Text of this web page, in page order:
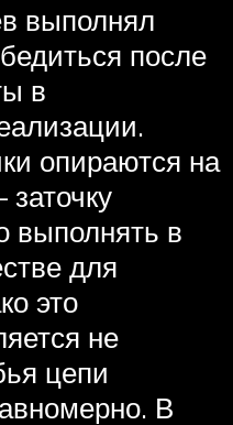
выполнял
после
в
опираются на
выполнять в
для
это
не
цепи
В